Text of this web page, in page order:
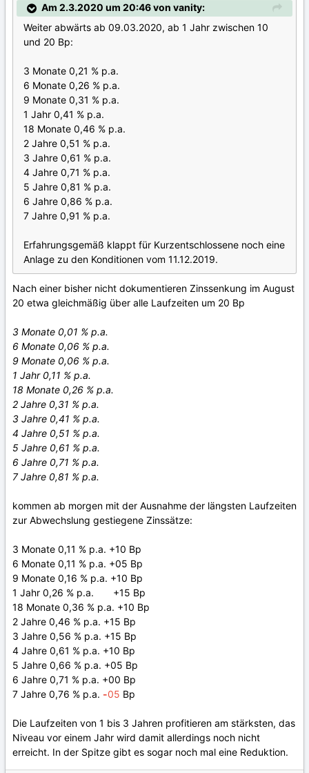
Am 2.3.2020 um 20:46 von vanity:
Weiter abwärts ab 09.03.2020, ab 1 Jahr zwischen 10
und 20 Bp:
3 Monate 0,21 % p.a.
6 Monate 0,26 % p.a.
9 Monate 0,31 % p.a.
1 Jahr 0,41 % p.a.
18 Monate 0,46 % p.a.
2 Jahre 0,51 % p.a.
3 Jahre 0,61 % p.a.
4 Jahre 0,71 % p.a.
5 Jahre 0,81 % p.a.
6 Jahre 0,86 % p.a.
7 Jahre 0,91 % p.a.
Erfahrungsgemäß klappt für Kurzentschlossene noch eine
Anlage zu den Konditionen vom 11.12.2019.
Nach einer bisher nicht dokumentieren Zinssenkung im August
20 etwa gleichmäßig über alle Laufzeiten um 20 Bp
3 Monate 0,01 % p.a.
6 Monate 0,06 % p.a.
9 Monate 0,06 % p.a.
1 Jahr 0,11 % p.a.
18 Monate 0,26 % p.a.
2 Jahre 0,31 % p.a.
3 Jahre 0,41 % p.a.
4 Jahre 0,51 % p.a.
5 Jahre 0,61 % p.a.
6 Jahre 0,71 % p.a.
7 Jahre 0,81 % p.a.
kommen ab morgen mit der Ausnahme der längsten Laufzeiten
zur Abwechslung gestiegene Zinssätze:
3 Monate 0,11 % p.a. +10 Bp
6 Monate 0,11 % p.a. +05 Bp
9 Monate 0,16 % p.a. +10 Bp
1 Jahr 0,26 % p.a. +15 Bp
18 Monate 0,36 % p.a. +10 Bp
2 Jahre 0,46 % p.a. +15 Bp
3 Jahre 0,56 % p.a. +15 Bp
4 Jahre 0,61 % p.a. +10 Bp
5 Jahre 0,66 % p.a. +05 Bp
6 Jahre 0,71 % p.a. +00 Bp
7 Jahre 0,76 % p.a. -05 Bp
Die Laufzeiten von 1 bis 3 Jahren profitieren am stärksten, das
Niveau vor einem Jahr wird damit allerdings noch nicht
erreicht. In der Spitze gibt es sogar noch mal eine Reduktion.